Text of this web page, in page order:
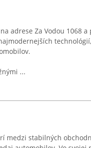
adrese Za Vodou 1068
...
medzi stabilných